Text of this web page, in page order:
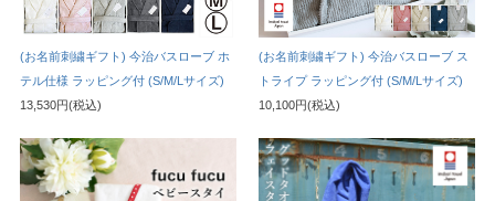
(お名前刺繍ギフト) 今治バスローブ ホ
テル仕様 ラッピング付 (S/M/Lサイズ)
13,530円(税込)
(お名前刺繍ギフト) 今治バスローブ ス
トライプ ラッピング付 (S/M/Lサイズ)
10,100円(税込)